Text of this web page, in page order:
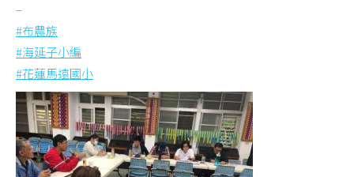
–
#布農族
#海延子小編
#花蓮馬遠國小